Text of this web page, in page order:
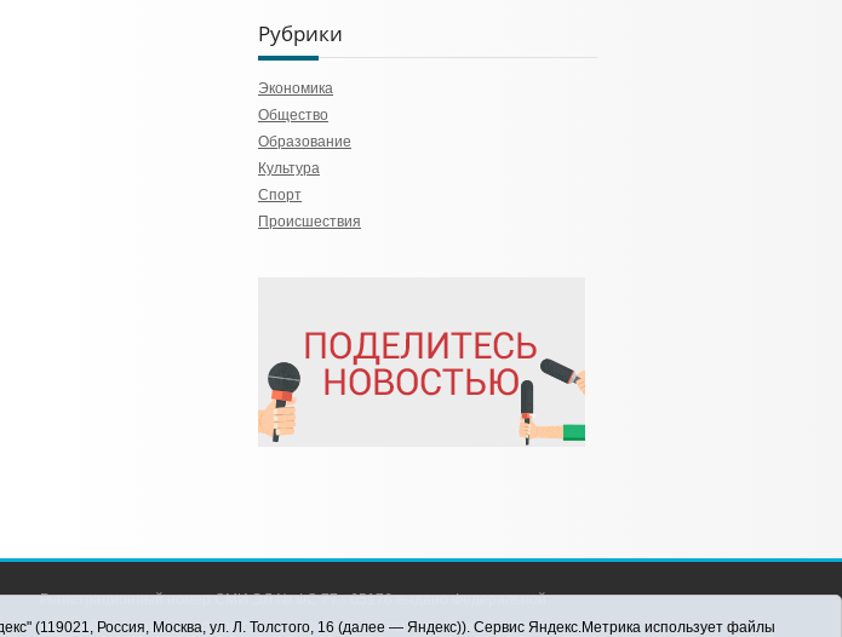
Рубрики
Экономика
Общество
Образование
Культура
Спорт
Происшествия
Регистрационный номер СМИ ЭЛ № ФС 77 - 65176 выдано Федеральной
службой по надзору в сфере связи, информационных технологий и массовых
(119021, Россия, Москва, ул. Л. Толстого, 16 (далее — Яндекс)). Сервис Яндекс.Метрика использует файлы